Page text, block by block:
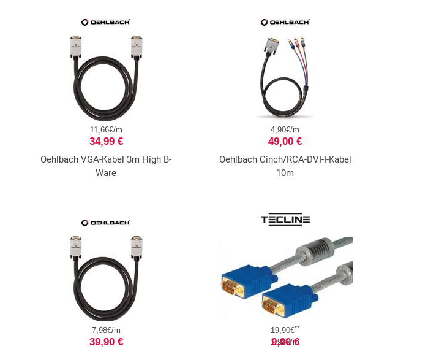
11,66€/m
34,99 €
Oehlbach VGA-Kabel 3m High B-
Ware
4,90€/m
49,00 €
Oehlbach Cinch/RCA-DVI-I-Kabel
10m
7,98€/m
39,90 €
19,90€**
1,98€/m
9,90 €